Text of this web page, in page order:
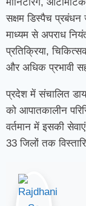
सक्षम डिस्पैच
माध्यम से अपराध
प्रतिक्रिया,
और अधिक प्रभावी
प्रदेश में संचालित
को आपातकालीन
वर्तमान में इसकी
33 जिलों तक